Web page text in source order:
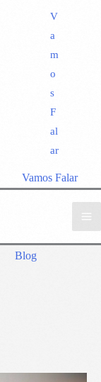
V
a
m
o
s
F
al
ar
Vamos Falar
Blog